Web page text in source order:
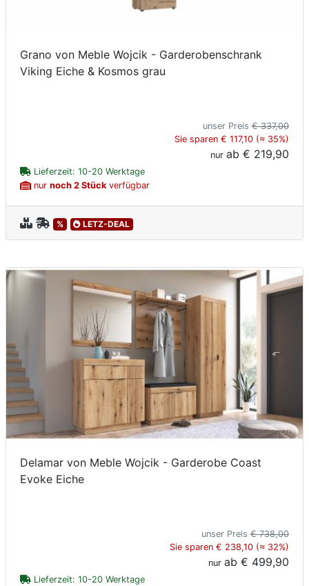
Grano von Meble Wojcik - Garderobenschrank
Viking Eiche & Kosmos grau
unser Preis € 337,00
Sie sparen € 117,10 (≈ 35%)
nur ab € 219,90
Lieferzeit: 10-20 Werktage
nur noch 2 Stückverfügbar
% LETZ-DEAL
Delamar von Meble Wojcik - Garderobe Coast
Evoke Eiche
unser Preis € 738,00
Sie sparen € 238,10 (≈ 32%)
nur ab € 499,90
Lieferzeit: 10-20 Werktage